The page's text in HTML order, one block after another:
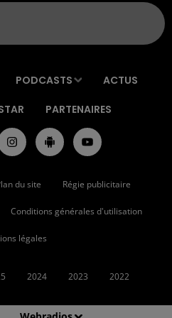
PODCASTS ACTUS
PARTENAIRES
du site Régie publicitaire
Conditions générales d'utilisation
légales
2024 2023 2022